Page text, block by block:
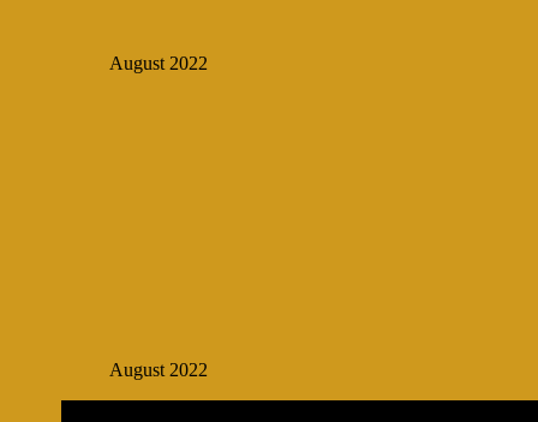
August 2022
August 2022